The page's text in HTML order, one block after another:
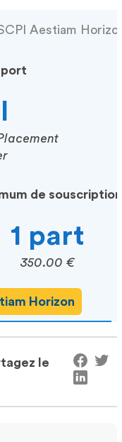
Aestiam
de souscription
1 part
350.00 €
Horizon
le